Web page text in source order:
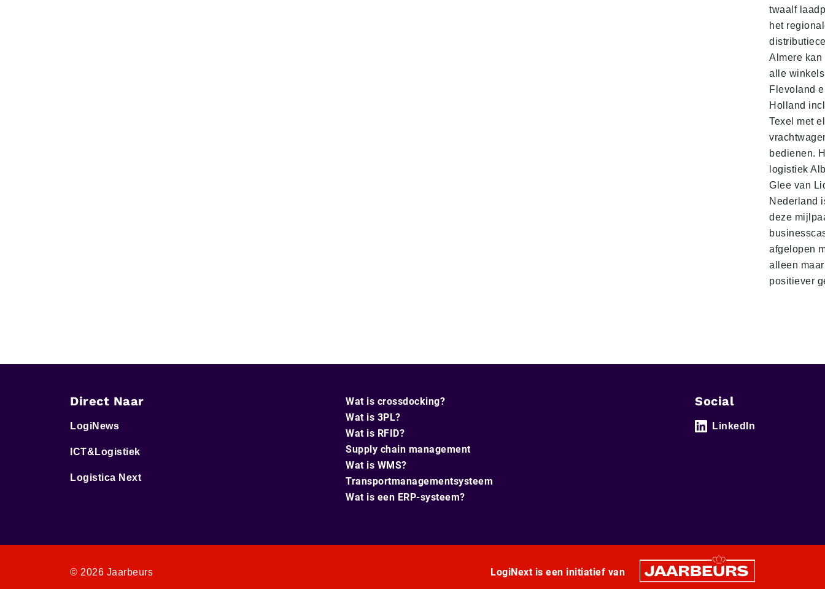
twaalf
het
Almere
alle
Flevoland
Holland
Texel met
bedienen.
logistiek
Glee van
Nederland
deze
afgelopen
alleen maar
positiever
Direct Naar
LogiNews
ICT&Logistiek
Logistica Next
Wat is crossdocking?
Wat is 3PL?
Wat is RFID?
Supply chain management
Wat is WMS?
Transportmanagementsysteem
Wat is een ERP-systeem?
Social
LinkedIn
© 2026 Jaarbeurs LogiNext is een initiatief van